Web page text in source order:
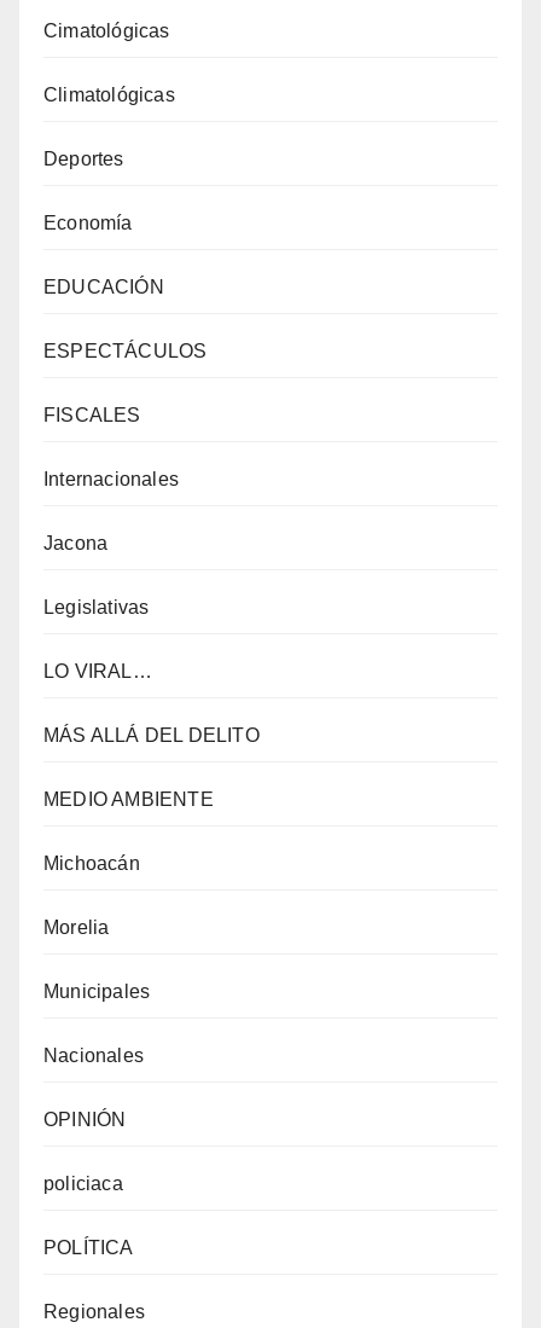
Cimatológicas
Climatológicas
Deportes
Economía
EDUCACIÓN
ESPECTÁCULOS
FISCALES
Internacionales
Jacona
Legislativas
LO VIRAL…
MÁS ALLÁ DEL DELITO
MEDIO AMBIENTE
Michoacán
Morelia
Municipales
Nacionales
OPINIÓN
policiaca
POLÍTICA
Regionales